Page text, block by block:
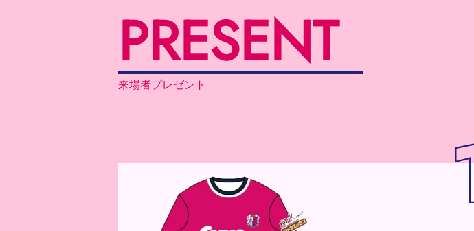
PRESENT
来場者プレゼント